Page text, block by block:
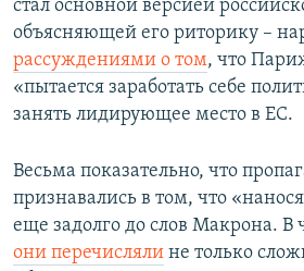
стал основной версией
объясняющей его риторику –
рассуждениями о том, что
«пытается заработать себе
занять лидирующее место в ЕС.
Весьма показательно, что
признавались в том, что
еще задолго до слов Макрона. В
они перечисляли не только